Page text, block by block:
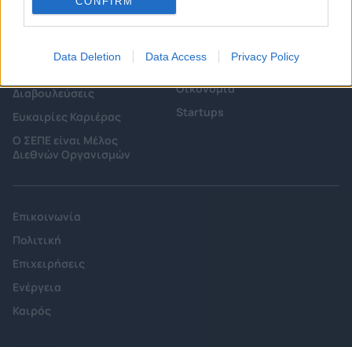
Data Deletion Data Access Privacy Policy
Επιτροπές & Ομάδες
Εργασίας
Εκδηλώσεις
Διαβουλεύσεις
Ευκαιρίες Καριέρας
Ο ΣΕΠΕ είναι Μέλος
Διεθνών Οργανισμών
Άρθρα & Συνεντεύξεις
Οικονομία
Startups
Επικοινωνία
Πολιτική
Επιχειρήσεις
Ενέργεια
Καιρός